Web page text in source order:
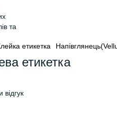
етикетка
етикетка
відгук